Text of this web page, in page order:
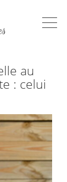
au
: celui